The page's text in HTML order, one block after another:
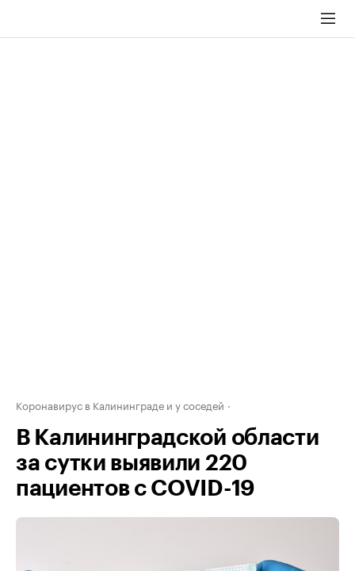
Коронавирус в Калининграде и у соседей
В Калининградской области
за сутки выявили 220
пациентов с COVID-19